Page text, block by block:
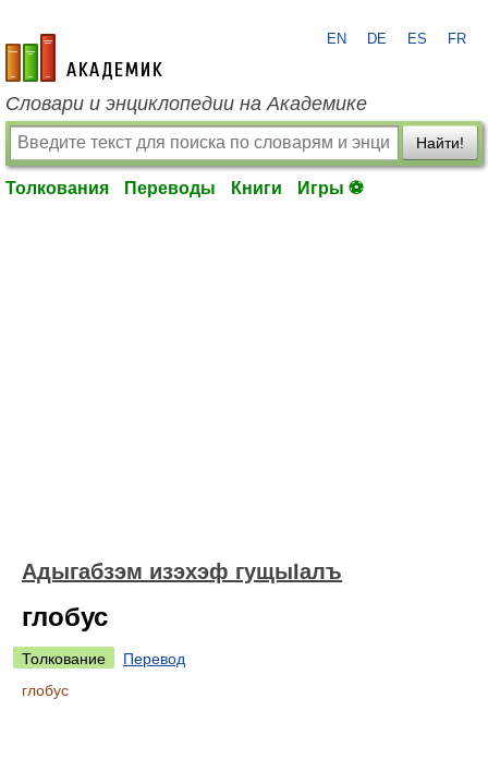
academic.ru
EN DE ES FR
Словари и энциклопедии на Академике
Найти!
Толкования Переводы Книги Игры ⚽
Адыгабзэм изэхэф гущыIалъ
глобус
Толкование
Перевод
глобус